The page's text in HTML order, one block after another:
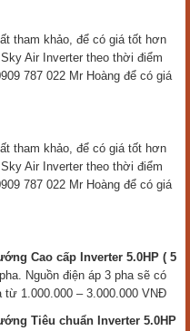
tham khảo, để có giá tốt hơn
Air Inverter theo thời điểm
787 022 Mr Hoàng để có giá
tham khảo, để có giá tốt hơn
Air Inverter theo thời điểm
787 022 Mr Hoàng để có giá
Cao cấp Inverter 5.0HP ( 5
Nguồn điện áp 3 pha sẽ có
từ 1.000.000 – 3.000.000 VNĐ
Tiêu chuẩn Inverter 5.0HP